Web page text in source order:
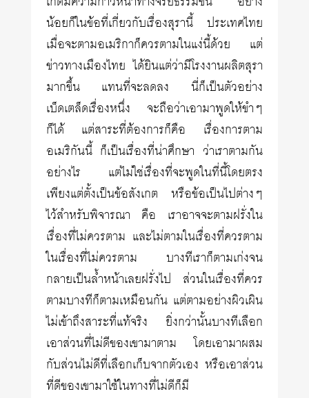
น้อยก็ในข้อที่เกี่ยวกับเรื่องสุรานี้ ประเทศไทย
เมื่อจะตามอเมริกาก็ควรตามในแง่นี้ด้วย แต่
ข่าวทางเมืองไทย ได้ยินแต่ว่ามีโรงงานผลิตสุรา
มากขึ้น แทนที่จะลดลง นี่ก็เป็นตัวอย่าง
เบ็ดเตล็ดเรื่องหนึ่ง จะถือว่าเอามาพูดให้ขำๆ
ก็ได้ แต่สาระที่ต้องการก็คือ เรื่องการตาม
อเมริกันนี้ ก็เป็นเรื่องที่น่าศึกษา ว่าเราตามกัน
อย่างไร แต่ไม่ใช่เรื่องที่จะพูดในที่นี้โดยตรง
เพียงแต่ตั้งเป็นข้อสังเกต หรือข้อเป็นไปต่างๆ
ไว้สำหรับพิจารณา คือ เราอาจจะตามฝรั่งใน
เรื่องที่ไม่ควรตาม และไม่ตามในเรื่องที่ควรตาม
ในเรื่องที่ไม่ควรตาม บางทีเราก็ตามเก่งจน
กลายเป็นล้ำหน้าเลยฝรั่งไป ส่วนในเรื่องที่ควร
ตามบางทีก็ตามเหมือนกัน แต่ตามอย่างผิวเผิน
ไม่เข้าถึงสาระที่แท้จริง ยิ่งกว่านั้นบางทีเลือก
เอาส่วนที่ไม่ดีของเขามาตาม โดยเอามาผสม
กับส่วนไม่ดีที่เลือกเก็บจากตัวเอง หรือเอาส่วน
ที่ดีของเขามาใช้ในทางที่ไม่ดีก็มี